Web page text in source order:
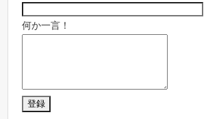
何か一言！